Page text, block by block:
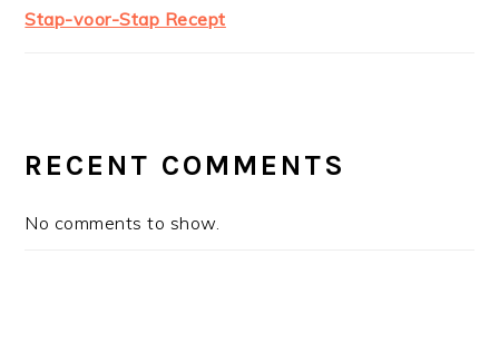
Stap-voor-Stap Recept
RECENT COMMENTS
No comments to show.